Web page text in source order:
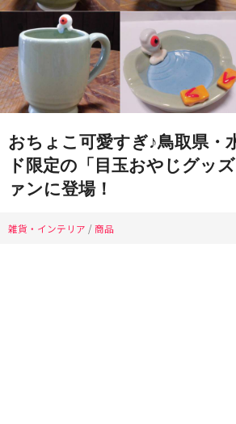
おちょこ可愛すぎ♪鳥取県・
ド限定の「目玉おやじグッ
ァンに登場！
雑貨・インテリア /商品